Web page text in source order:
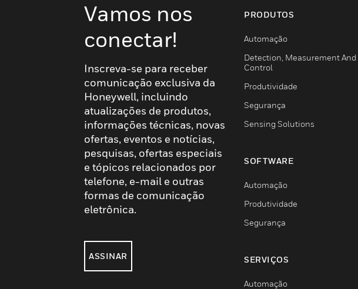
Vamos nos
conectar!
Inscreva-se para receber
comunicação exclusiva da
Honeywell, incluindo
atualizações de produtos,
informações técnicas, novas
ofertas, eventos e notícias,
pesquisas, ofertas especiais
e tópicos relacionados por
telefone, e-mail e outras
formas de comunicação
eletrônica.
ASSINAR
PRODUTOS
Automação
Detection, Measurement And
Control
Produtividade
Segurança
Sensing Solutions
SOFTWARE
Automação
Produtividade
Segurança
SERVIÇOS
Automação